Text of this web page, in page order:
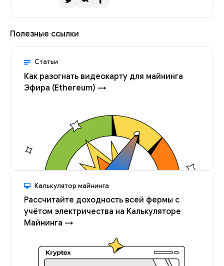
Полезные ссылки
Статьи
Как разогнать видеокарту для майнинга
Эфира (Ethereum) →
Калькулятор майнинга
Рассчитайте доходность всей фермы с
учётом электричества на Kалькуляторе
Майнинга →